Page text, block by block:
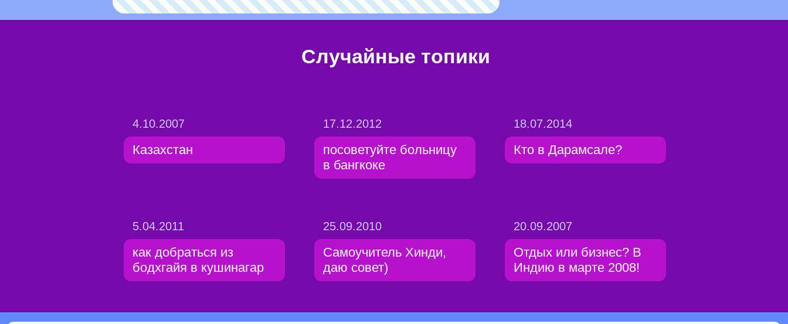
Случайные топики
4.10.2007
Казахстан
17.12.2012
посоветуйте больницу
в бангкоке
18.07.2014
Кто в Дарамсале?
5.04.2011
как добраться из
бодхгайя в кушинагар
25.09.2010
Самоучитель Хинди,
даю совет)
20.09.2007
Отдых или бизнес? В
Индию в марте 2008!